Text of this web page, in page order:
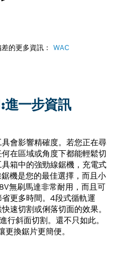
的更多資訊： WAC
一步資訊
會影響精確度。若您正在尋
在區域或角度下都能輕鬆切
箱中的強勁線鋸機，充電式
機是您的最佳選擇，而且小
無刷馬達非常耐用，而且可
更多時間。4段式循軌運
速切割或俐落切面的效果。
行斜面切割。還不只如此。
換鋸片更簡便。